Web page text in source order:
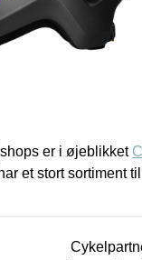
er i øjeblikket
et stort sortiment